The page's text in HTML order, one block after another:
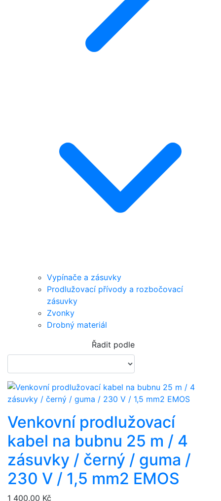
Vypínače a zásuvky
Prodlužovací přívody a rozbočovací
zásuvky
Zvonky
Drobný materiál
Řadit podle
Venkovní prodlužovací
kabel na bubnu 25 m / 4
zásuvky / černý / guma /
230 V / 1,5 mm2 EMOS
1 400,00 Kč